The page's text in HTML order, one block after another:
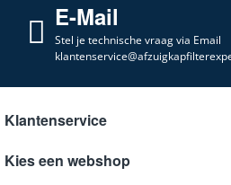
E-Mail
Stel je technische vraag via Email
Klantenservice
Kies een webshop